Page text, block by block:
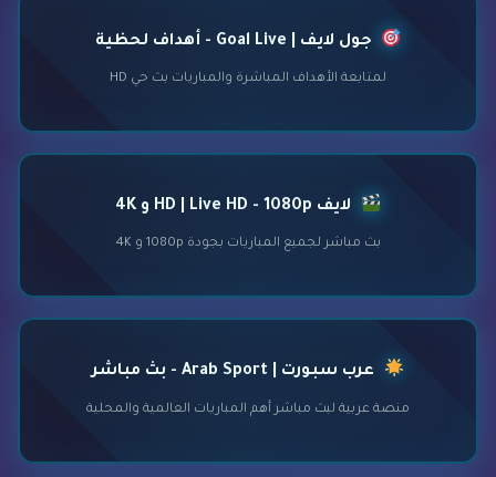
جول لايف | Goal Live - أهداف لحظية
لمتابعة الأهداف المباشرة والمباريات بث حي HD
لايف HD | Live HD - 1080p و 4K
بث مباشر لجميع المباريات بجودة 1080p و 4K
عرب سبورت | Arab Sport - بث مباشر
منصة عربية لبث مباشر أهم المباريات العالمية والمحلية